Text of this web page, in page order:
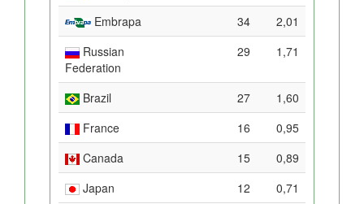
Embrapa
34
2,01
Russian
Federation
29 1,71
Brazil 27
1,60
France
16
0,95
Canada
15
0,89
Japan
12
0,71